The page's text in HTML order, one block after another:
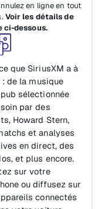
en ligne en tout
Voir les détails de
ci-dessous.
que SiriusXM a à
de la musique
sélectionnée
par des
Howard Stern,
et analyses
en direct, des
et plus encore.
sur votre
ou diffusez sur
connectés